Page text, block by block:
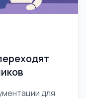
для